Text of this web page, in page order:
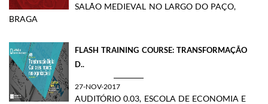
SALÃO MEDIEVAL NO LARGO DO PAÇO,
BRAGA
FLASH TRAINING COURSE: TRANSFORMAÇÃO
D..
27-NOV-2017
AUDITÓRIO 0.03, ESCOLA DE ECONOMIA E